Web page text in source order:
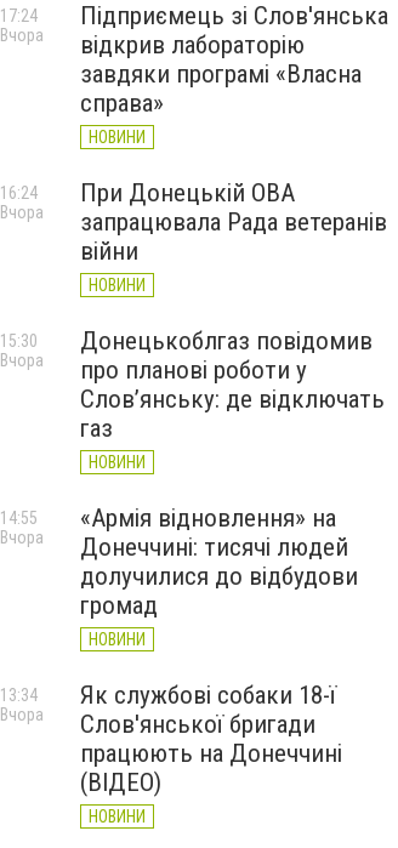
Підприємець зі Слов'янська
відкрив лабораторію
завдяки програмі «Власна
справа»
НОВИНИ
17:24
Вчора
При Донецькій ОВА
запрацювала Рада ветеранів
війни
НОВИНИ
16:24
Вчора
Донецькоблгаз повідомив
про планові роботи у
Слов’янську: де відключать
газ
НОВИНИ
15:30
Вчора
«Армія відновлення» на
Донеччині: тисячі людей
долучилися до відбудови
громад
НОВИНИ
14:55
Вчора
Як службові собаки 18-ї
Слов'янської бригади
працюють на Донеччині
(ВІДЕО)
НОВИНИ
13:34
Вчора